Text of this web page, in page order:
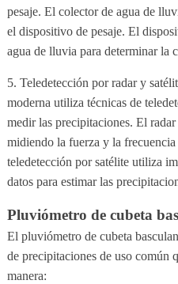
pesaje. El colector de agua de
el dispositivo de pesaje. El
agua de lluvia para determinar la
5. Teledetección por radar y
moderna utiliza técnicas de
medir las precipitaciones. El
midiendo la fuerza y la frecuencia
teledetección por satélite utiliza
datos para estimar las
Pluviómetro de cubeta
El pluviómetro de cubeta
de precipitaciones de uso común
manera: